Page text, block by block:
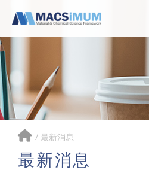
/ 最新消息
最新消息